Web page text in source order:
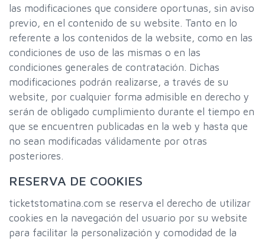
las modificaciones que considere oportunas, sin aviso
previo, en el contenido de su website. Tanto en lo
referente a los contenidos de la website, como en las
condiciones de uso de las mismas o en las
condiciones generales de contratación. Dichas
modificaciones podrán realizarse, a través de su
website, por cualquier forma admisible en derecho y
serán de obligado cumplimiento durante el tiempo en
que se encuentren publicadas en la web y hasta que
no sean modificadas válidamente por otras
posteriores.
RESERVA DE COOKIES
ticketstomatina.com se reserva el derecho de utilizar
cookies en la navegación del usuario por su website
para facilitar la personalización y comodidad de la